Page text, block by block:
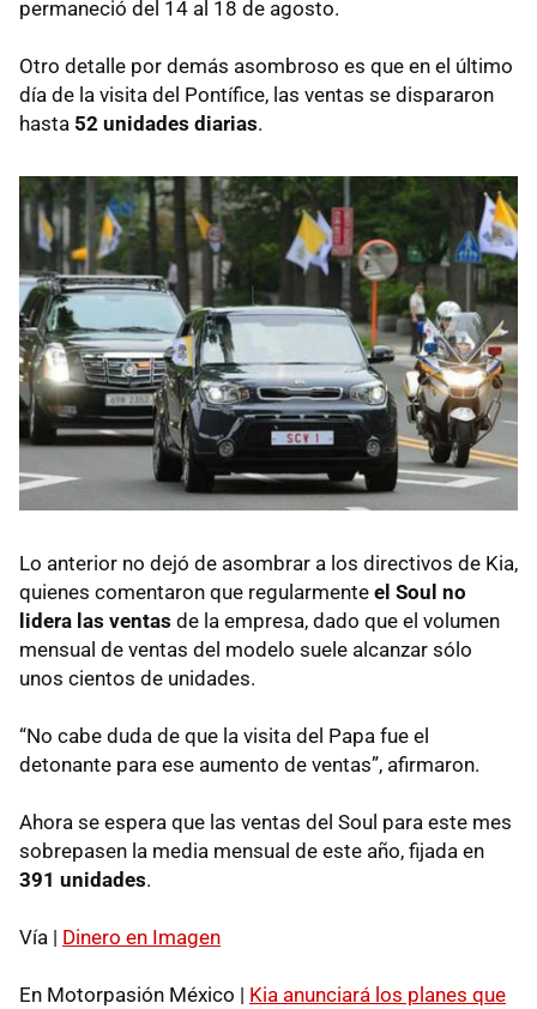
permaneció del 14 al 18 de agosto.
Otro detalle por demás asombroso es que en el último
día de la visita del Pontífice, las ventas se dispararon
hasta 52 unidades diarias.
Lo anterior no dejó de asombrar a los directivos de Kia,
quienes comentaron que regularmente el Soul no
lidera las ventas de la empresa, dado que el volumen
mensual de ventas del modelo suele alcanzar sólo
unos cientos de unidades.
“No cabe duda de que la visita del Papa fue el
detonante para ese aumento de ventas”, afirmaron.
Ahora se espera que las ventas del Soul para este mes
sobrepasen la media mensual de este año, fijada en
391 unidades.
Vía | Dinero en Imagen
En Motorpasión México | Kia anunciará los planes que